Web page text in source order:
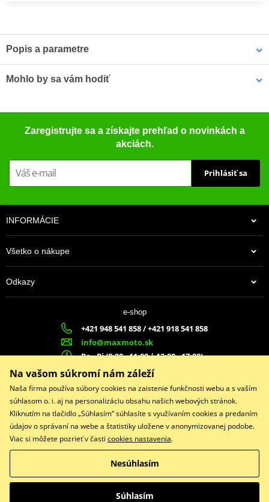
Popis a parametre
navrženou středovou elektrodou s V-drážkou, která zlepšuje
mědi zajišťuje lepší odvod tepla pro spolehlivější starty a nižší
Závity válcované za studena zabraňují poškození závitu a
vzniku křížového závitu v hlavě válců
Třívrstvá povrchová úprava eliminuje nutnost použití pasty
Vysoce kvalitní keramika z hlinitokřemičitanu (aluminosilikátu)
PDF Spec sheet – specifikační list NICKEL SPARK PLUGS
JP
Alternative DENSO
U20ESR-N
Mohlo by sa vám hodiť
Na centrálnom sklade
Zaregistrujte sa a získajte prehľad o novinkách a
akciách.
Prihlásiť sa
INFORMÁCIE
Všetko o nákupe
Odkazy
e-shop
+421 948 541 858 / +421 918 541 858
info@maxmoto.sk
Po - Pi (8:00 - 11:00 | 12:00 - 17:00)
MAX
MOTO s.r.o.
Slovenských dobrovoľníkov 1439
022 01 Čadca
Facebook
Copyright © 2026 www.maxmotoshop.sk
Všetky práva vyhradené
Prepnúť na klasickú verziu
Na vašom súkromí nám záleží
Naša firma používa súbory cookies na zaistenie funkčnosti webu a s vaším
súhlasom o. i. aj na personalizáciu obsahu našich webových stránok.
Kliknutím na tlačidlo „Súhlasím“ súhlasíte s využívaním cookies a predaním
údajov o správaní na webe a štatistiky uložene v anonymizovanej podobe.
Viac si môžete pozrieť v časti cookies nastavenia.
Nesúhlasím
Súhlasím